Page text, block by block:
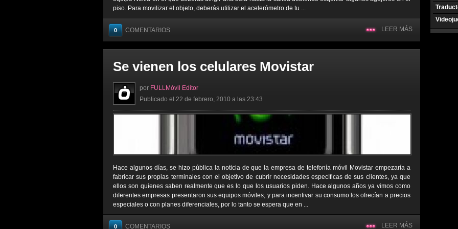
piso. Para movilizar el objeto, deberás utilizar el acelerómetro de tu ...
0 COMENTARIOS LEER MÁS
Se vienen los celulares Movistar
por FULLMóvil Editor
Publicado el 22 de febrero, 2010 a las 23:43
Hace algunos días, se hizo pública la noticia de que la empresa de telefonía móvil Movistar empezaría a
fabricar sus propias terminales con el objetivo de cubrir necesidades específicas de sus clientes, ya que
ellos son quienes saben realmente que es lo que los usuarios piden. Hace algunos años ya vimos como
diferentes empresas presentaron sus equipos móviles, y para incentivar su consumo los ofrecían a precios
especiales o con planes diferenciales, por lo tanto se espera que en ...
0 COMENTARIOS LEER MÁS